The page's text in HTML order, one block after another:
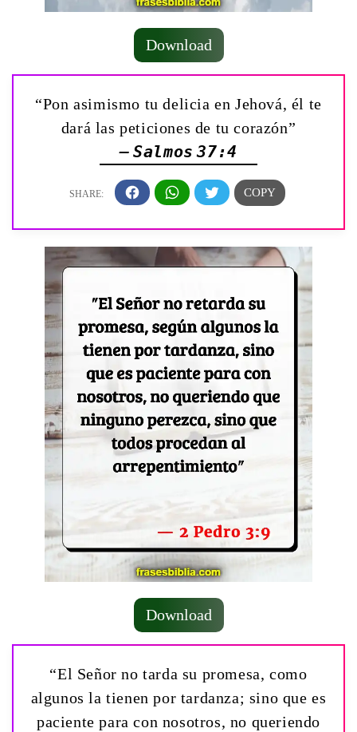
Download
“Pon asimismo tu delicia en Jehová, él te
dará las peticiones de tu corazón”
— Salmos 37:4
Download
“El Señor no tarda su promesa, como
algunos la tienen por tardanza; sino que es
paciente para con nosotros, no queriendo